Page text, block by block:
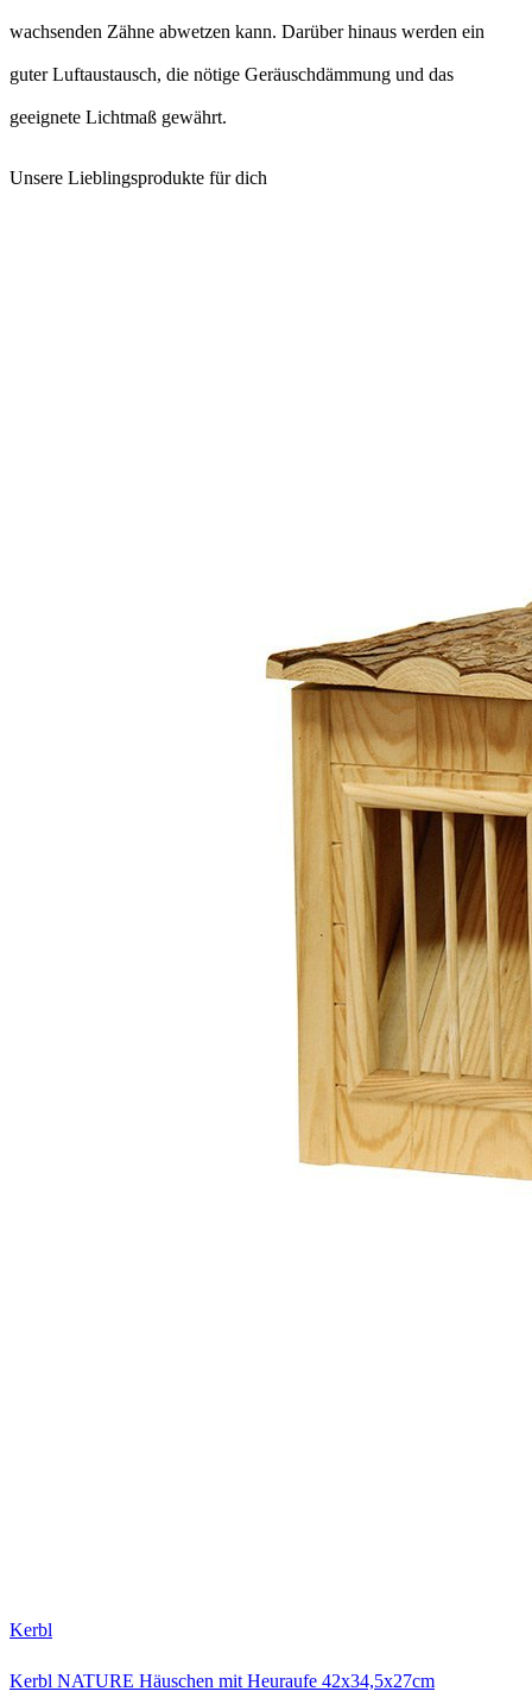
wachsenden Zähne abwetzen kann. Darüber hinaus werden ein
guter Luftaustausch, die nötige Geräuschdämmung und das
geeignete Lichtmaß gewährt.
Unsere Lieblingsprodukte für dich
Kerbl
Kerbl NATURE Häuschen mit Heuraufe 42x34,5x27cm